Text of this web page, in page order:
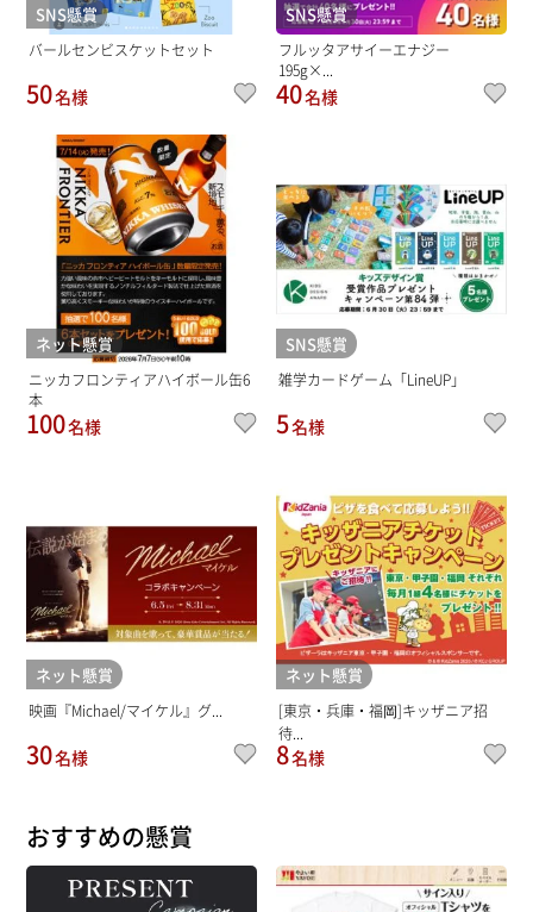
SNS懸賞
バールセンビスケットセット
50名様
SNS懸賞
フルッタアサイーエナジー
195g×...
40名様
ネット懸賞
ニッカフロンティアハイボール缶6
本
100名様
SNS懸賞
雑学カードゲーム「LineUP」
5名様
ネット懸賞
映画『Michael/マイケル』グ...
30名様
ネット懸賞
[東京・兵庫・福岡]キッザニア招
待...
8名様
おすすめの懸賞